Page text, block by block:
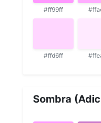
#ff99ff
#ffd6ff
Sombra